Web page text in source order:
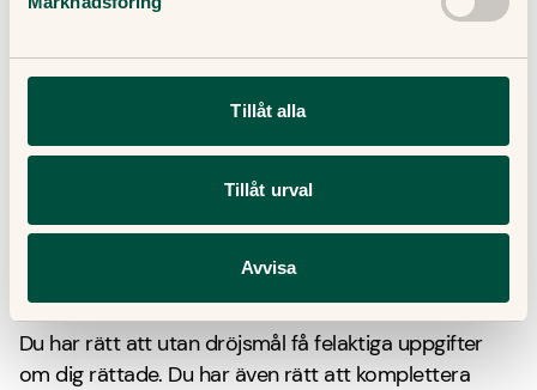
Tillåt alla
Tillåt urval
Avvisa
att ta del av din journalhandling får den enligt lag inte
lämnas ut. Därför gör den som är ansvarig för
journalen, vilket ofta är den ansvarige läkaren, en
prövning av samtliga utlämningar.
Du har även rätt att få information om åtkomsten till
dina personuppgifter i din journal, inklusive vilken
journal som förekommit.
5.2 Rätten till rättelse
Du har rätt att utan dröjsmål få felaktiga uppgifter
om dig rättade. Du har även rätt att komplettera